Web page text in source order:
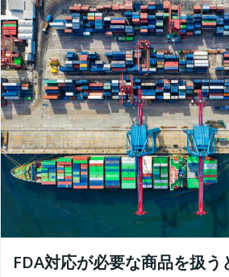
FDA対応が必要な商品を扱う